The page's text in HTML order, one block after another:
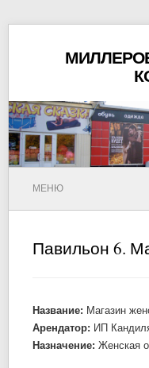
МЕНЮ
Павильон 6.
Название: Магазин
Арендатор: ИП
Назначение: Женская